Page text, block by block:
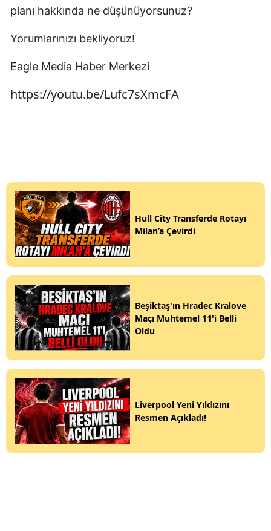
planı hakkında ne düşünüyorsunuz?
Yorumlarınızı bekliyoruz!
Eagle Media Haber Merkezi
https://youtu.be/Lufc7sXmcFA
Hull City Transferde Rotayı
Milan’a Çevirdi
Beşiktaş'ın Hradec Kralove
Maçı Muhtemel 11'i Belli
Oldu
Liverpool Yeni Yıldızını
Resmen Açıkladı!